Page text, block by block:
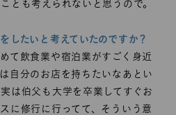
とも考えられないと思うので。
したいと考えていたのですか？
て飲食業や宿泊業がすごく身近
自分のお店を持ちたいなあとい
は伯父も大学を卒業してすぐお
に修行に行ってて、そういう意